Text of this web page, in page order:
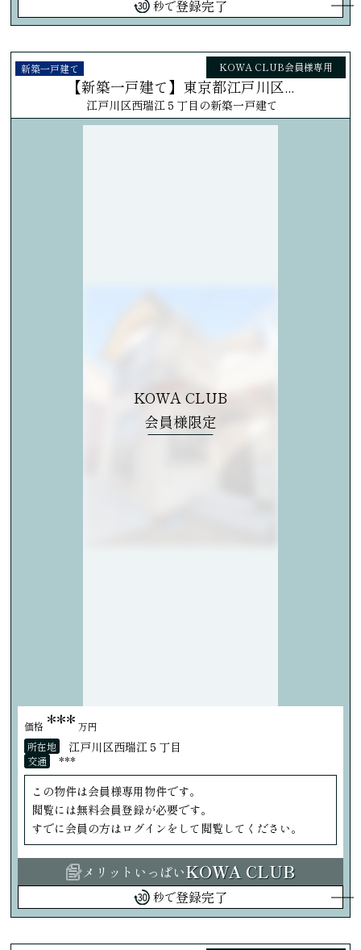
秒で登録完了
新築一戸建て
【新築一戸建て】東京都江戸川区...
江戸川区西瑞江５丁目の新築一戸建て
KOWA CLUB会員様専用
KOWA CLUB
会員様限定
価格 *** 万円
所在地
江戸川区西瑞江５丁目
交通
***
この物件は会員様専用物件です。
閲覧には無料会員登録が必要です。
すでに会員の方はログインをして閲覧してください。
メリットいっぱいKOWA CLUB
秒で登録完了